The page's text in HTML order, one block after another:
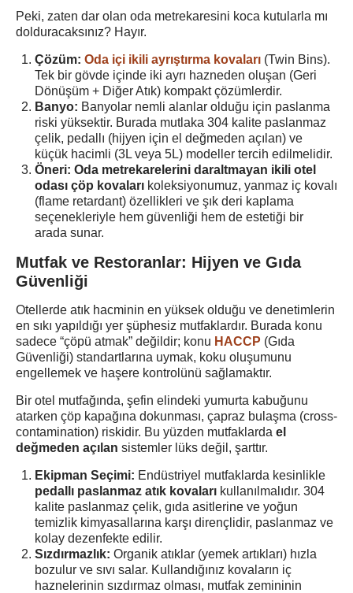
Peki, zaten dar olan oda metrekaresini koca kutularla mı
dolduracaksınız? Hayır.
Çözüm: Oda içi ikili ayrıştırma kovaları (Twin Bins).
Tek bir gövde içinde iki ayrı hazneden oluşan (Geri
Dönüşüm + Diğer Atık) kompakt çözümlerdir.
Banyo: Banyolar nemli alanlar olduğu için paslanma
riski yüksektir. Burada mutlaka 304 kalite paslanmaz
çelik, pedallı (hijyen için el değmeden açılan) ve
küçük hacimli (3L veya 5L) modeller tercih edilmelidir.
Öneri: Oda metrekarelerini daraltmayan ikili otel
odası çöp kovaları koleksiyonumuz, yanmaz iç kovalı
(flame retardant) özellikleri ve şık deri kaplama
seçenekleriyle hem güvenliği hem de estetiği bir
arada sunar.
Mutfak ve Restoranlar: Hijyen ve Gıda
Güvenliği
Otellerde atık hacminin en yüksek olduğu ve denetimlerin
en sıkı yapıldığı yer şüphesiz mutfaklardır. Burada konu
sadece “çöpü atmak” değildir; konu HACCP (Gıda
Güvenliği) standartlarına uymak, koku oluşumunu
engellemek ve haşere kontrolünü sağlamaktır.
Bir otel mutfağında, şefin elindeki yumurta kabuğunu
atarken çöp kapağına dokunması, çapraz bulaşma (cross-
contamination) riskidir. Bu yüzden mutfaklarda el
değmeden açılan sistemler lüks değil, şarttır.
Ekipman Seçimi: Endüstriyel mutfaklarda kesinlikle
pedallı paslanmaz atık kovaları kullanılmalıdır. 304
kalite paslanmaz çelik, gıda asitlerine ve yoğun
temizlik kimyasallarına karşı dirençlidir, paslanmaz ve
kolay dezenfekte edilir.
Sızdırmazlık: Organik atıklar (yemek artıkları) hızla
bozulur ve sıvı salar. Kullandığınız kovaların iç
haznelerinin sızdırmaz olması, mutfak zemininin